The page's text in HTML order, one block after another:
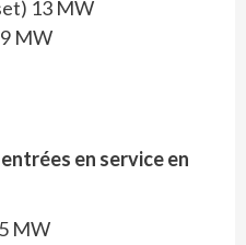
13 MW
MW
en service en